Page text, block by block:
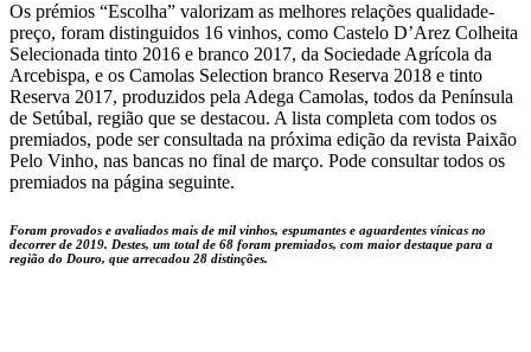
Os prémios “Escolha” valorizam as melhores relações qualidade-
preço, foram distinguidos 16 vinhos, como Castelo D’Arez Colheita
Selecionada tinto 2016 e branco 2017, da Sociedade Agrícola da
Arcebispa, e os Camolas Selection branco Reserva 2018 e tinto
Reserva 2017, produzidos pela Adega Camolas, todos da Península
de Setúbal, região que se destacou. A lista completa com todos os
premiados, pode ser consultada na próxima edição da revista Paixão
Pelo Vinho, nas bancas no final de março. Pode consultar todos os
premiados na página seguinte.
Foram provados e avaliados mais de mil vinhos, espumantes e aguardentes vínicas no
decorrer de 2019. Destes, um total de 68 foram premiados, com maior destaque para a
região do Douro, que arrecadou 28 distinções.